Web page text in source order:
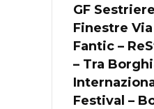
GF
Finestre
Fantic –
– Tra
Festival –